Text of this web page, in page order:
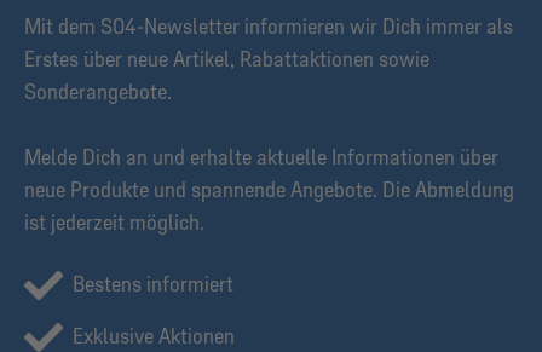
Mit dem S04-Newsletter informieren wir Dich immer als
Erstes über neue Artikel, Rabattaktionen sowie
Sonderangebote.
Melde Dich an und erhalte aktuelle Informationen über
neue Produkte und spannende Angebote. Die Abmeldung
ist jederzeit möglich.
Bestens informiert
Exklusive Aktionen